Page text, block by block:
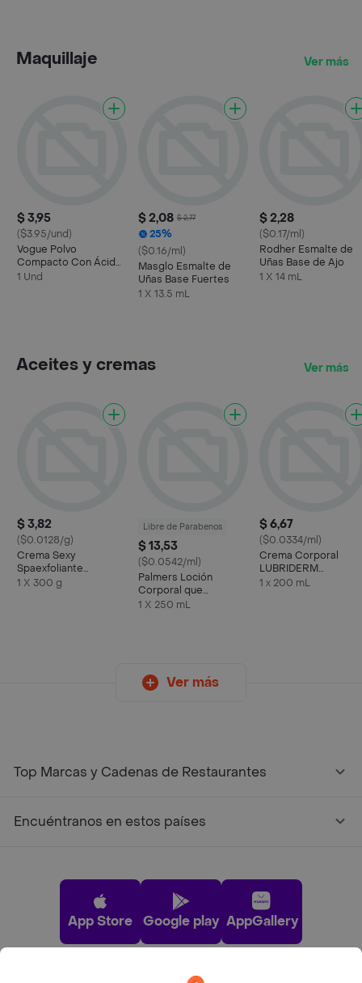
Maquillaje Ver más
$ 3,95
($3.95/und)
Vogue Polvo
Compacto Con Ácido
Hialuro Gitano
1 Und
$ 2,08 $ 2,77
25%
($0.16/ml)
Masglo Esmalte de
Uñas Base Fuertes
1 X 13.5 mL
$ 2,28
($0.17/ml)
Rodher Esmalte de
Uñas Base de Ajo
1 X 14 mL
Aceites y cremas Ver más
$ 3,82
($0.0128/g)
Crema Sexy
Spaexfoliante
Corporal Con Granola
1 X 300 g
Libre de Parabenos
$ 13,53
($0.0542/ml)
Palmers Loción
Corporal que
Combate las Estrías
1 X 250 mL
$ 6,67
($0.0334/ml)
Crema Corporal
LUBRIDERM
Humectación Diaria
1 x 200 mL
Ver más
Top Marcas y Cadenas de Restaurantes
Encuéntranos en estos países
App Store Google play AppGallery